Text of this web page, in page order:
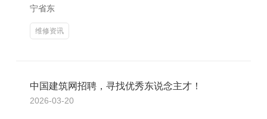
宁省东
维修资讯
中国建筑网招聘，寻找优秀东说念主才！
2026-03-20